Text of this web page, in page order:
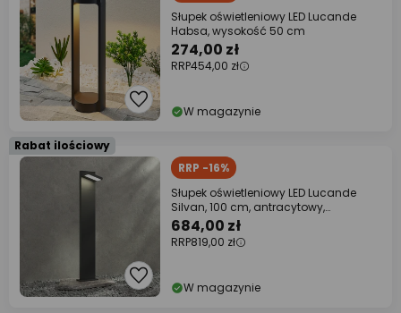
Słupek oświetleniowy LED Lucande
Habsa, wysokość 50 cm
274,00 zł
RRP454,00 zł
W magazynie
Rabat ilościowy
RRP -16%
Słupek oświetleniowy LED Lucande
Silvan, 100 cm, antracytowy,
metalowy
684,00 zł
RRP819,00 zł
W magazynie